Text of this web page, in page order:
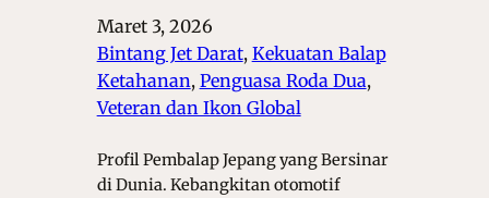
Maret 3, 2026
Bintang Jet Darat, Kekuatan Balap
Ketahanan, Penguasa Roda Dua ,
Veteran dan Ikon Global
Profil Pembalap Jepang yang Bersinar
di Dunia. Kebangkitan otomotif